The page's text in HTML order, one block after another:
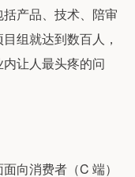
产品、技术、陪审
组就达到数百人，
让人最头疼的问
向消费者（C 端）